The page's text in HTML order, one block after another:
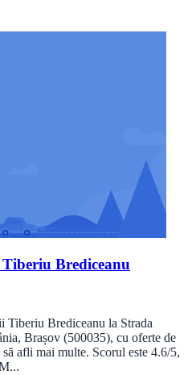
Tiberiu Brediceanu
Tiberiu Brediceanu la Strada
Brașov (500035), cu oferte de
afli mai multe. Scorul este 4.6/5,